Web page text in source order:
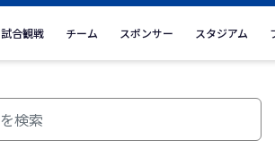
試合観戦 チーム スポンサー スタジアム